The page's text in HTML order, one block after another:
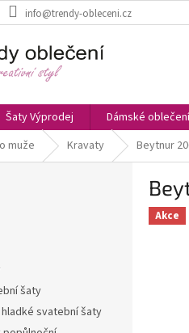
info@trendy-obleceni.cz
Šaty Výprodej
Dámské oblečení
muže Kravaty Beytnur
šaty
svatební šaty
Akce